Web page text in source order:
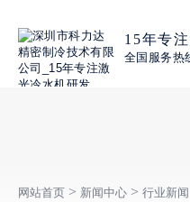
15年专
全国服务热
网站首页 > 新闻中心 > 行业新闻